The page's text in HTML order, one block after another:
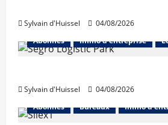
Sylvain d'Huissel
04/08/2026
Abonnés
Immo d'entreprise
Sylvain d'Huissel
04/08/2026
Abonnés
Bureaux Immo